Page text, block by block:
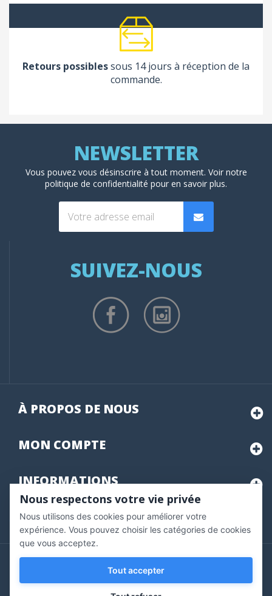
Retours possiblessous 14 jours à réception de la
commande.
Vous pouvez vous désinscrire à tout moment. Voir notre
politique de confidentialité pour en savoir plus.
SUIVEZ-NOUS
À PROPOS DE NOUS
MON COMPTE
INFORMATIONS
Marchand approuvé par la Société des Avis Garantis,
pour vérifier .
Copyright © 2020 Vernazobres Grego - tous droits
réservés.
Nous respectons votre vie privée
Nous utilisons des cookies pour améliorer votre
expérience. Vous pouvez choisir les catégories de cookies
que vous acceptez.
Tout accepter